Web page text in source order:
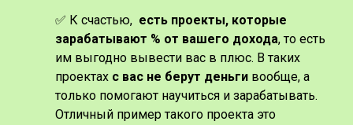
✅ К счастью, есть проекты, которые
зарабатывают % от вашего дохода, то есть
им выгодно вывести вас в плюс. В таких
проектах с вас не берут деньги вообще, а
только помогают научиться и зарабатывать.
Отличный пример такого проекта это